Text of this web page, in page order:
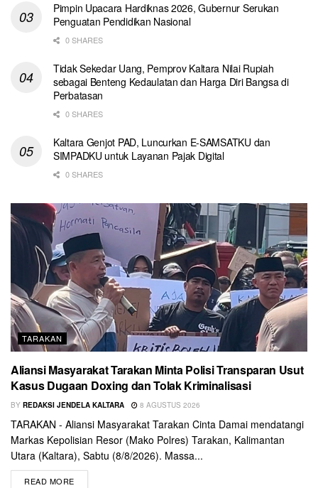
Pimpin Upacara Hardiknas 2026, Gubernur Serukan
Penguatan Pendidikan Nasional
0 SHARES
Tidak Sekedar Uang, Pemprov Kaltara Nilai Rupiah
sebagai Benteng Kedaulatan dan Harga Diri Bangsa di
Perbatasan
0 SHARES
Kaltara Genjot PAD, Luncurkan E-SAMSATKU dan
SIMPADKU untuk Layanan Pajak Digital
0 SHARES
TARAKAN
Aliansi Masyarakat Tarakan Minta Polisi Transparan Usut
Kasus Dugaan Doxing dan Tolak Kriminalisasi
BY REDAKSI JENDELA KALTARA 8 AGUSTUS 2026
TARAKAN - Aliansi Masyarakat Tarakan Cinta Damai mendatangi
Markas Kepolisian Resor (Mako Polres) Tarakan, Kalimantan
Utara (Kaltara), Sabtu (8/8/2026). Massa...
READ MORE